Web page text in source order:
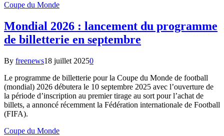
Coupe du Monde
Mondial 2026 : lancement du programme
de billetterie en septembre
By freenews18 juillet 20250
Le programme de billetterie pour la Coupe du Monde de football
(mondial) 2026 débutera le 10 septembre 2025 avec l’ouverture de
la période d’inscription au premier tirage au sort pour l’achat de
billets, a annoncé récemment la Fédération internationale de Football
(FIFA).
Coupe du Monde